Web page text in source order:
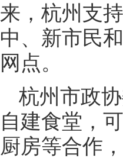
来，杭州支
中、新市民
网点。
杭州市政
自建食堂，
厨房等合作